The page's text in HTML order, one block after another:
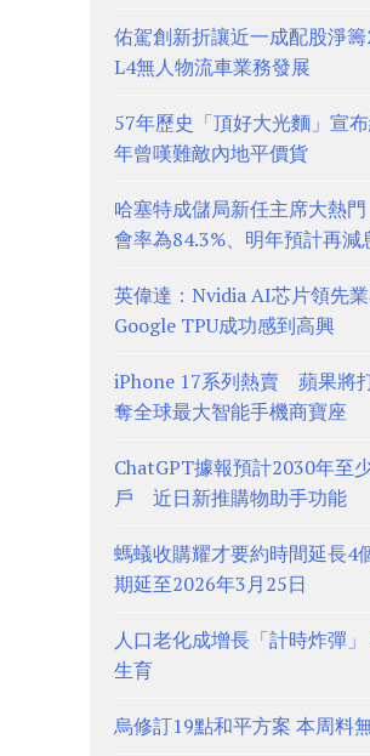
佑駕創新折讓近一成配股淨
L4無人物流車業務發展
57年歷史「頂好大光麵」宣
年曾嘆難敵內地平價貨
哈塞特成儲局新任主席大熱
會率為84.3%、明年預計再減
英偉達：Nvidia AI芯片領先
Google TPU成功感到高興
iPhone 17系列熱賣 蘋果將
奪全球最大智能手機商寶座
ChatGPT據報預計2030年至
戶 近日新推購物助手功能
螞蟻收購耀才要約時間延長
期延至2026年3月25日
人口老化成增長「計時炸彈」
生育
烏修訂19點和平方案 本周料